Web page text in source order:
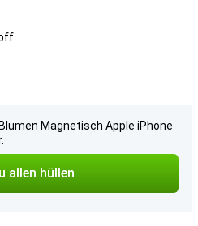
Magnetisch Apple iPhone
allen hüllen